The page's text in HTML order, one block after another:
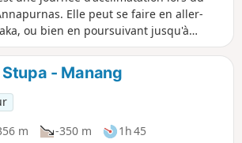
Elle peut se faire en aller-
ou bien en poursuivant jusqu'à
une bonne condition physique et
étant donné que le point
se trouve à 4650m (Ice Lake).
- Manang
m -350 m
1h 45